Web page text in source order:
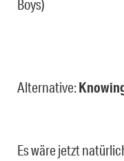
Boys)
Alternative:
Es wäre jetzt